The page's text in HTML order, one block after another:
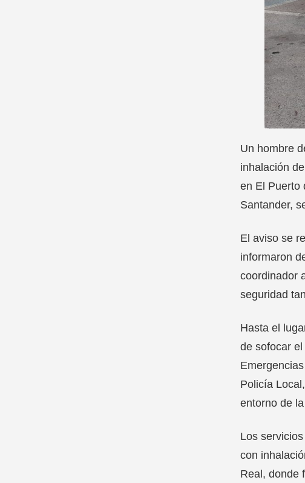
Un hombre
inhalación
en El Puerto
Santander,
El aviso se
informaron
coordinador
seguridad
Hasta el
de sofocar
Policía
entorno de
Los
con
Real, donde